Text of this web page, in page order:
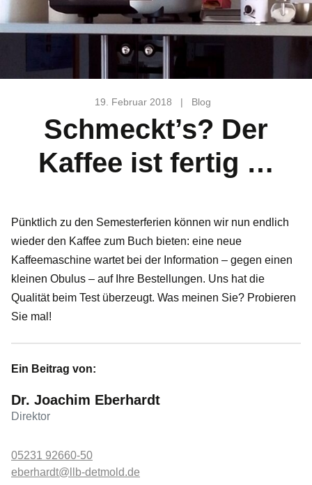
19. Februar 2018 | Blog
Schmeckt’s? Der
Kaffee ist fertig …
Pünktlich zu den Semesterferien können wir nun endlich
wieder den Kaffee zum Buch bieten: eine neue
Kaffeemaschine wartet bei der Information – gegen einen
kleinen Obulus – auf Ihre Bestellungen. Uns hat die
Qualität beim Test überzeugt. Was meinen Sie? Probieren
Sie mal!
Ein Beitrag von:
Dr. Joachim Eberhardt
Direktor
05231 92660-50
eberhardt@llb-detmold.de